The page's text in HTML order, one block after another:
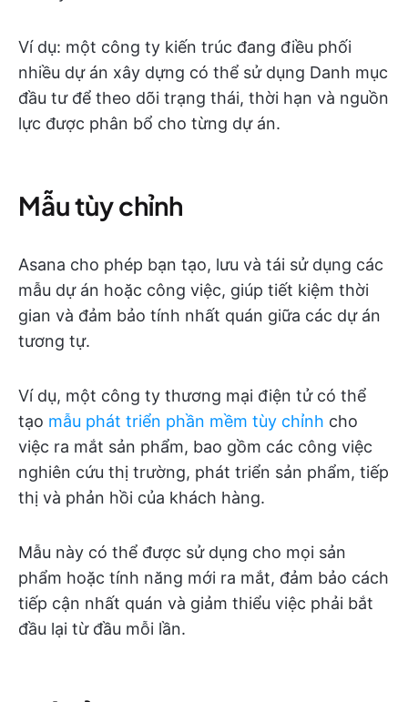
Ví dụ: một công ty kiến trúc đang điều phối
nhiều dự án xây dựng có thể sử dụng Danh mục
đầu tư để theo dõi trạng thái, thời hạn và nguồn
lực được phân bổ cho từng dự án.
Mẫu tùy chỉnh
Asana cho phép bạn tạo, lưu và tái sử dụng các
mẫu dự án hoặc công việc, giúp tiết kiệm thời
gian và đảm bảo tính nhất quán giữa các dự án
tương tự.
Ví dụ, một công ty thương mại điện tử có thể
tạo mẫu phát triển phần mềm tùy chỉnh cho
việc ra mắt sản phẩm, bao gồm các công việc
nghiên cứu thị trường, phát triển sản phẩm, tiếp
thị và phản hồi của khách hàng.
Mẫu này có thể được sử dụng cho mọi sản
phẩm hoặc tính năng mới ra mắt, đảm bảo cách
tiếp cận nhất quán và giảm thiểu việc phải bắt
đầu lại từ đầu mỗi lần.